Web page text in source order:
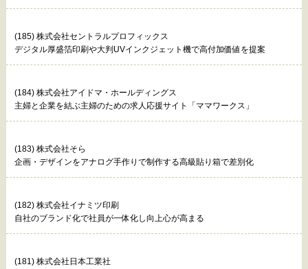
(185) 株式会社セントラルプロフィックス
デジタル厚盛箔印刷や大判UVインクジェット機で高付加価値を提案
(184) 株式会社アイドマ・ホールディングス
主婦と企業を結ぶ主婦のための求人応援サイト「ママワークス」
(183) 株式会社そら
企画・デザインをアナログ手作りで制作する高級貼り箱で差別化
(182) 株式会社イナミツ印刷
自社のブランド化で社員が一体化し向上心が高まる
(181) 株式会社日本工業社